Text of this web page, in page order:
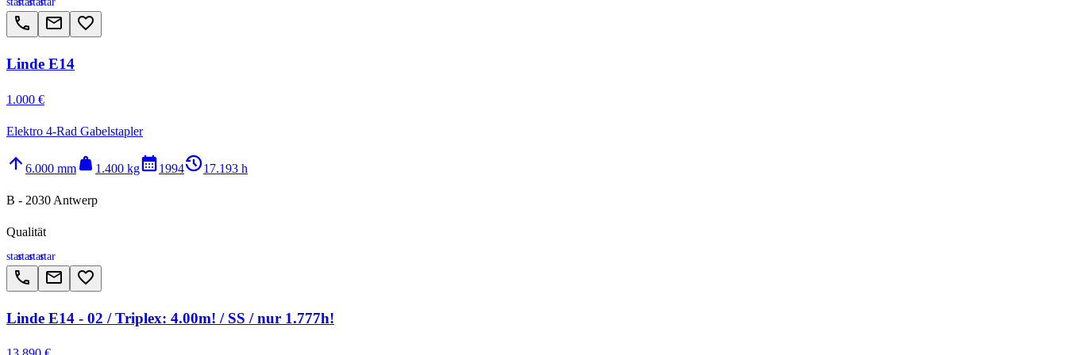
call email favorite_border
Linde E14
1.000 €
Elektro 4-Rad Gabelstapler
arrow_upward 6.000 mm weight 1.400 kgcalendar_month1994history_217.193 h
B - 2030 Antwerp
Qualität
starstarstarstar
call email favorite_border
Linde E14 - 02 / Triplex: 4.00m! / SS / nur 1.777h!